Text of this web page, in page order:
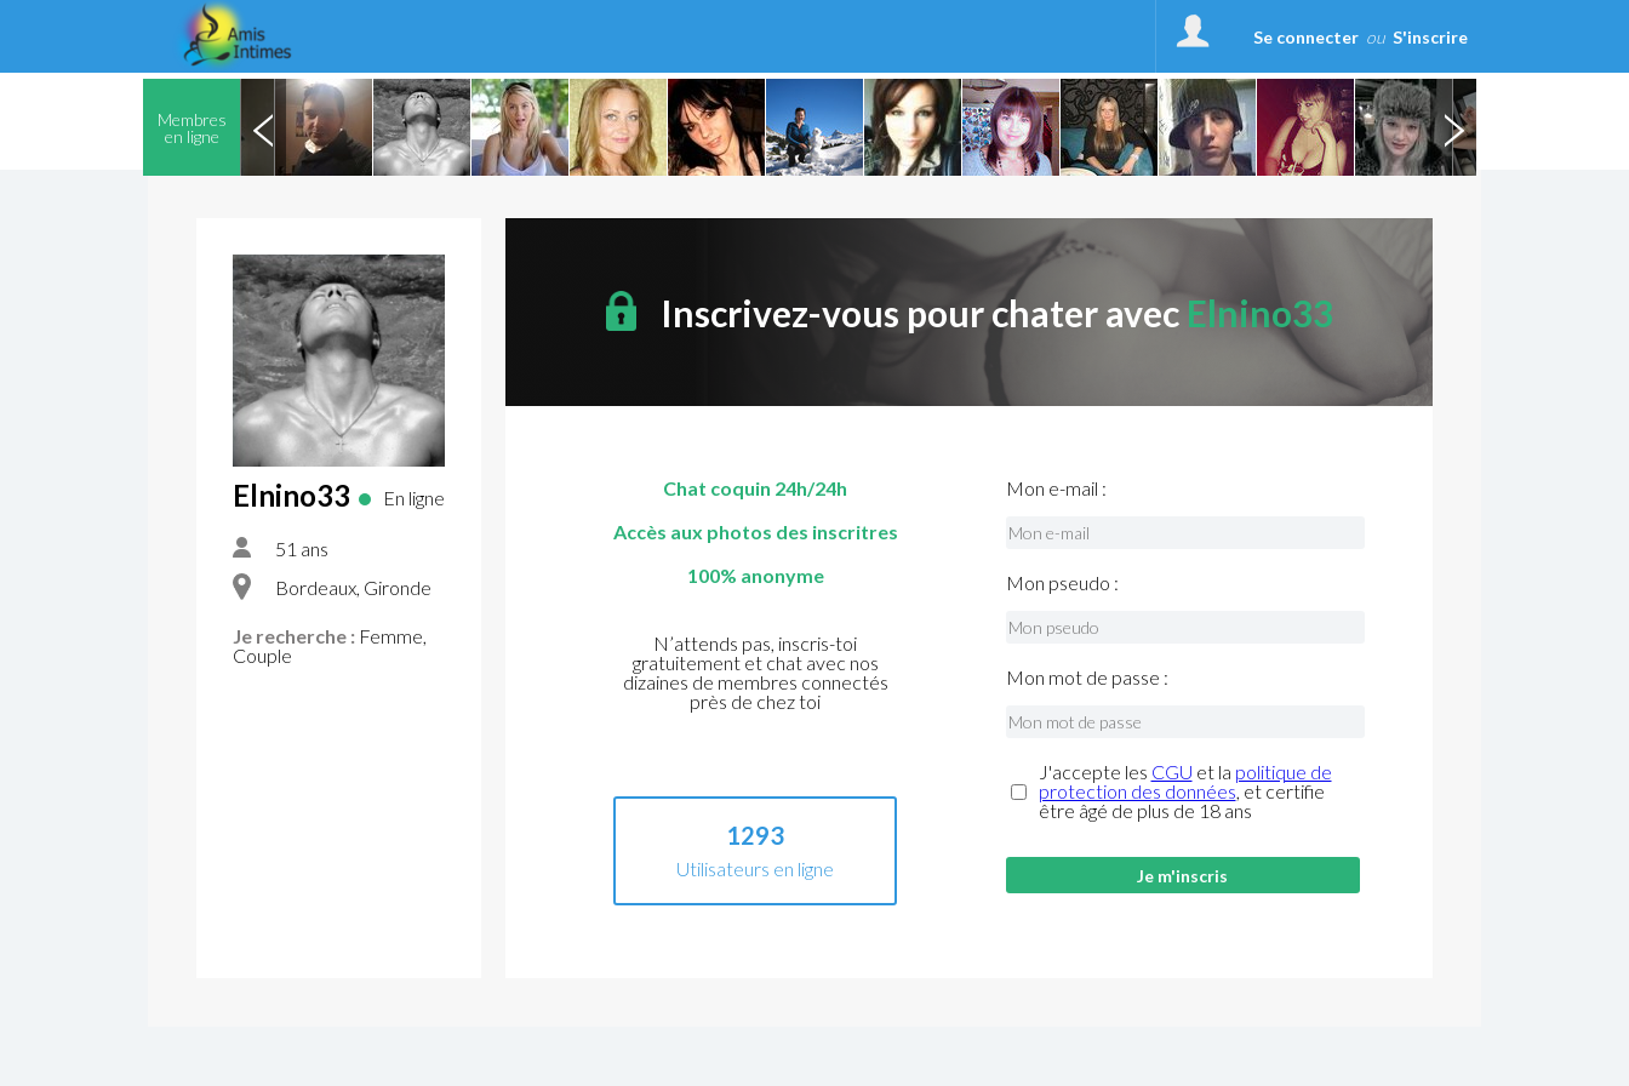
Se connecter ou S'inscrire
Membres
en ligne
Elnino33 En ligne
51 ans
Bordeaux, Gironde
Je recherche : Femme,
Couple
Inscrivez-vous pour chater avec Elnino33
Chat coquin 24h/24h
Accès aux photos des inscritres
100% anonyme
N’attends pas, inscris-toi
gratuitement et chat avec nos
dizaines de membres connectés
près de chez toi
1293
Utilisateurs en ligne
Mon e-mail :
Mon pseudo :
Mon mot de passe :
J'accepte les CGU et la politique de
protection des données, et certifie
être âgé de plus de 18 ans